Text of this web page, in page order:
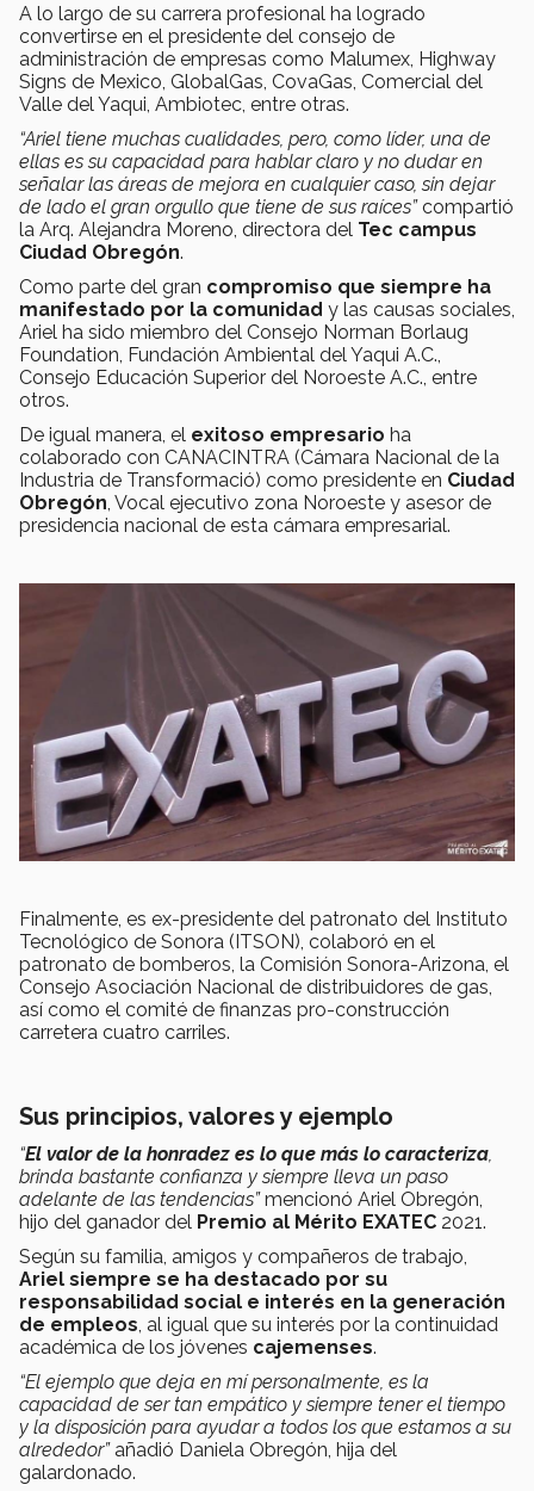
A lo largo de su carrera profesional ha logrado
convertirse en el presidente del consejo de
administración de empresas como Malumex, Highway
Signs de Mexico, GlobalGas, CovaGas, Comercial del
Valle del Yaqui, Ambiotec, entre otras.
“Ariel tiene muchas cualidades, pero, como líder, una de
ellas es su capacidad para hablar claro y no dudar en
señalar las áreas de mejora en cualquier caso, sin dejar
de lado el gran orgullo que tiene de sus raíces”compartió
la Arq. Alejandra Moreno, directora del Tec campus
Ciudad Obregón.
Como parte del gran compromiso que siempre ha
manifestado por la comunidad y las causas sociales,
Ariel ha sido miembro del Consejo Norman Borlaug
Foundation, Fundación Ambiental del Yaqui A.C.,
Consejo Educación Superior del Noroeste A.C., entre
otros.
De igual manera, el exitoso empresario ha
colaborado con CANACINTRA (Cámara Nacional de la
Industria de Transformació) como presidente en Ciudad
Obregón , Vocal ejecutivo zona Noroeste y asesor de
presidencia nacional de esta cámara empresarial.
Finalmente, es ex-presidente del patronato del Instituto
Tecnológico de Sonora (ITSON), colaboró en el
patronato de bomberos, la Comisión Sonora-Arizona, el
Consejo Asociación Nacional de distribuidores de gas,
así como el comité de finanzas pro-construcción
carretera cuatro carriles.
Sus principios, valores y ejemplo
“El valor de la honradez es lo que más lo caracteriza,
brinda bastante confianza y siempre lleva un paso
adelante de las tendencias”mencionó Ariel Obregón,
hijo del ganador del Premio al Mérito EXATEC 2021.
Según su familia, amigos y compañeros de trabajo,
Ariel siempre se ha destacado por su
responsabilidad social e interés en la generación
de empleos, al igual que su interés por la continuidad
académica de los jóvenes cajemenses.
“El ejemplo que deja en mí personalmente, es la
capacidad de ser tan empático y siempre tener el tiempo
y la disposición para ayudar a todos los que estamos a su
alrededor”añadió Daniela Obregón, hija del
galardonado.